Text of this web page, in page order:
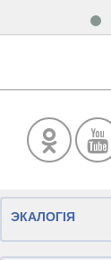
ЭКАЛОГІЯ